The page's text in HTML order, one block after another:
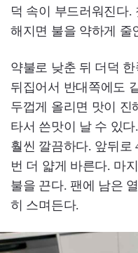
덕 속이 부드러워진다.
해지면 불을 약하게 줄
약불로 낮춘 뒤 더덕
뒤집어서 반대쪽에도
두껍게 올리면 맛이 진
타서 쓴맛이 날 수 있
훨씬 깔끔하다. 앞뒤로
번 더 얇게 바른다. 마
불을 끈다. 팬에 남은
히 스며든다.